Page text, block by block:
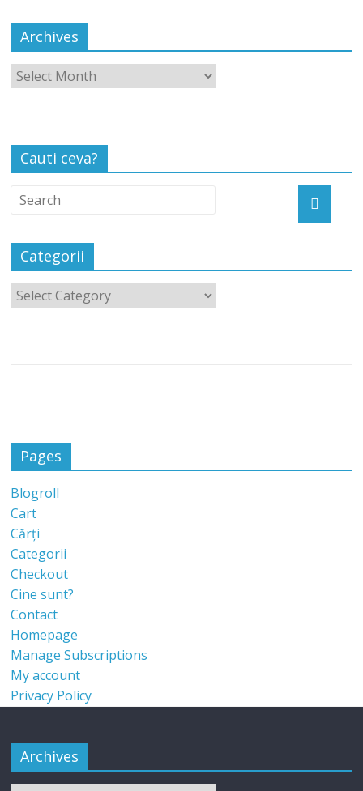
Archives
Cauti ceva?
Categorii
Pages
Blogroll
Cart
Cărți
Categorii
Checkout
Cine sunt?
Contact
Homepage
Manage Subscriptions
My account
Privacy Policy
Archives